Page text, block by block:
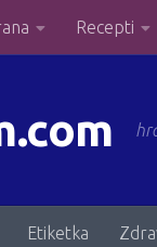
Recepti
Etiketka